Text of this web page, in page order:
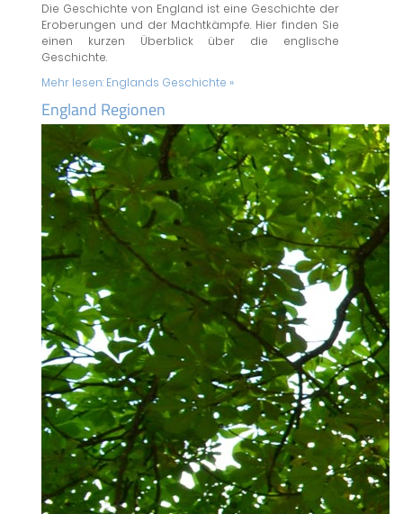
Die Geschichte von England ist eine Geschichte der
Eroberungen und der Machtkämpfe. Hier finden Sie
einen kurzen Überblick über die englische
Geschichte.
Mehr lesen: Englands Geschichte »
England Regionen